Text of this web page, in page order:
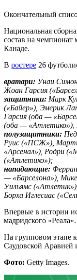
Окончательный
Национальная
состав на
Канаде.
В ростере 26
вратари: Унаи
Жоан Гарсия
защитники: Марк
(«Байер»), Эмерик
Гарсия (оба —
(оба — «Атлетико»),
полузащитники:
Руис («ПСЖ»),
«Арсенал»), Родри
(«Атлетико»);
нападающие:
— «Барселона»),
Уильямс
Борха Иглесиас
Впервые в истории
мадридского «Реала».
На групповом этапе
Саудовской Аравией
Фото: Getty Images.